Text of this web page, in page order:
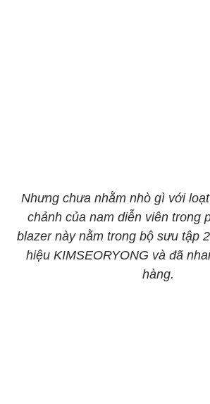
Nhưng chưa nhằm nhò gì với
chảnh của nam diễn viên trong
blazer này nằm trong bộ sưu tập
hiệu KIMSEORYONG và đã
hàng.